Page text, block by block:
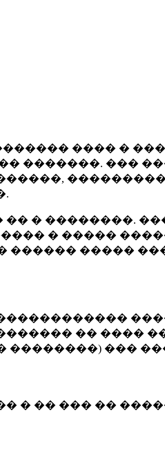
���� �
�������. ���
� ��������.
� �����
������ �����
�� ����
��������) ���
� �� ��� ��